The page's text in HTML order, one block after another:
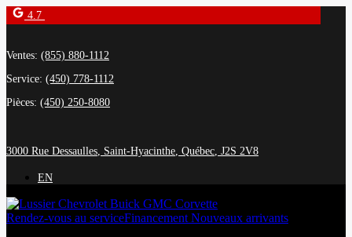
4.7
Ventes: (855) 880-1112
Service: (450) 778-1112
Pièces: (450) 250-8080
3000 Rue Dessaulles, Saint-Hyacinthe, Québec, J2S 2V8
EN
Rendez-vous au serviceFinancement Nouveaux arrivants